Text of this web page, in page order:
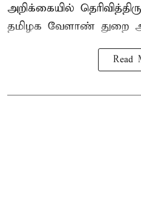
அறிக்கையில்
தமிழக வேளாண் துறை
Read